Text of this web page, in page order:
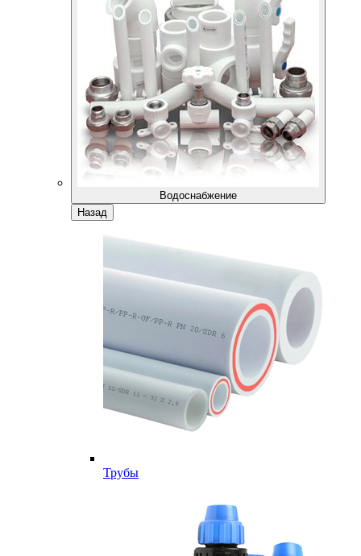
Водоснабжение
Назад
Трубы